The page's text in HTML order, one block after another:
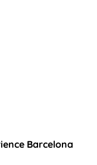
Barcelona